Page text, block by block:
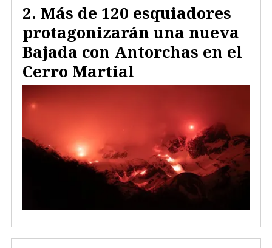
Más de 120 esquiadores
protagonizarán una nueva
Bajada con Antorchas en el
Cerro Martial